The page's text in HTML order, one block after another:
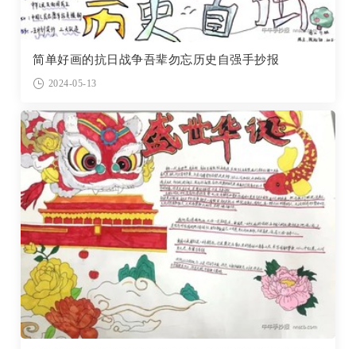
简单好画的抗日战争吾辈勿忘历史自强手抄报
2024-05-13